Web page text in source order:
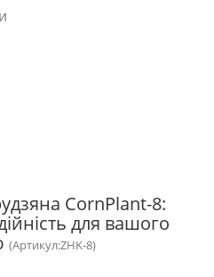
CornPlant-8:
для вашого
(Артикул:ZHK-8)